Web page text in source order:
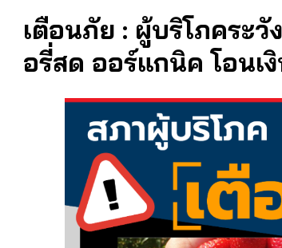
เตือนภัย : ผู้บริโภคระวั
อรี่สด ออร์แกนิค โอนเ